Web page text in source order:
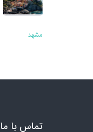
مشهد
تماس با ما